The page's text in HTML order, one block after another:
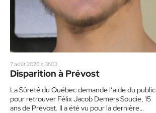
7 août 2026 à 3h03
Disparition à Prévost
La Sûreté du Québec demande l’aide du public
pour retrouver Félix Jacob Demers Soucie, 15
ans de Prévost. Il a été vu pour la dernière…